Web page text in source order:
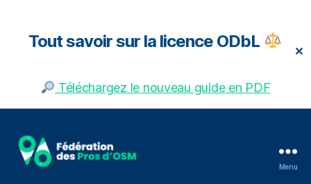
Tout savoir sur la licence ODbL
Téléchargez le nouveau guide en PDF
✕
Menu